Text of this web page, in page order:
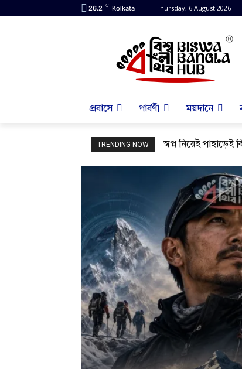
26.2 C Kolkata Thursday, 6 August 2026
প্রবাসে পার্বণী ময়দানে
TRENDING NOW স্বপ্ন নিয়েই পাহাড়েই